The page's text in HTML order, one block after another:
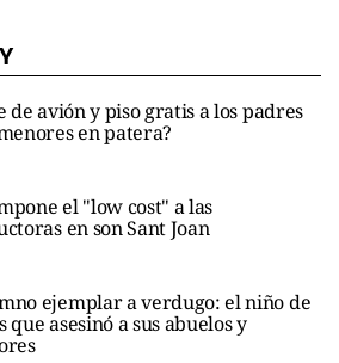
de avión y piso gratis a los padres
en patera?
el "low cost" a las
en son Sant Joan
ejemplar a verdugo: el niño de
que asesinó a sus abuelos y